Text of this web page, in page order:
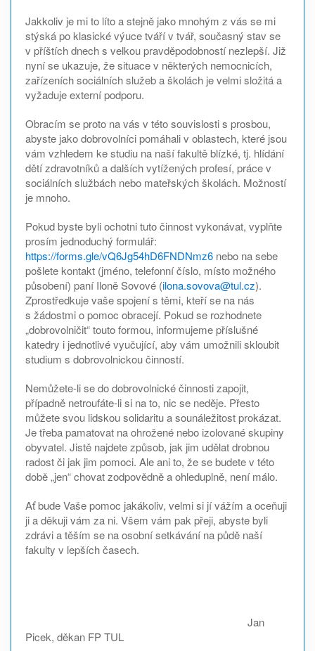
Jakkoliv je mi to líto a stejně jako mnohým z vás se mi
stýská po klasické výuce tváří v tvář, současný stav se
v příštích dnech s velkou pravděpodobností nezlepší. Již
nyní se ukazuje, že situace v některých nemocnicích,
zařízeních sociálních služeb a školách je velmi složitá a
vyžaduje externí podporu.
Obracím se proto na vás v této souvislosti s prosbou,
abyste jako dobrovolníci pomáhali v oblastech, které jsou
vám vzhledem ke studiu na naší fakultě blízké, tj. hlídání
dětí zdravotníků a dalších vytížených profesí, práce v
sociálních službách nebo mateřských školách. Možností
je mnoho.
Pokud byste byli ochotni tuto činnost vykonávat, vyplňte
prosím jednoduchý formulář:
https://forms.gle/vQ6Jg54hD6FNDNmz6 nebo na sebe
pošlete kontakt (jméno, telefonní číslo, místo možného
působení) paní Iloně Sovové (ilona.sovova@tul.cz).
Zprostředkuje vaše spojení s těmi, kteří se na nás
s žádostmi o pomoc obracejí. Pokud se rozhodnete
„dobrovolničit“ touto formou, informujeme příslušné
katedry i jednotlivé vyučující, aby vám umožnili skloubit
studium s dobrovolnickou činností.
Nemůžete-li se do dobrovolnické činnosti zapojit,
případně netroufáte-li si na to, nic se neděje. Přesto
můžete svou lidskou solidaritu a sounáležitost prokázat.
Je třeba pamatovat na ohrožené nebo izolované skupiny
obyvatel. Jistě najdete způsob, jak jim udělat drobnou
radost či jak jim pomoci. Ale ani to, že se budete v této
době „jen“ chovat zodpovědně a ohleduplně, není málo.
Ať bude Vaše pomoc jakákoliv, velmi si jí vážím a oceňuji
ji a děkuji vám za ni. Všem vám pak přeji, abyste byli
zdrávi a těším se na osobní setkávání na půdě naší
fakulty v lepších časech.
Jan
Picek, děkan FP TUL